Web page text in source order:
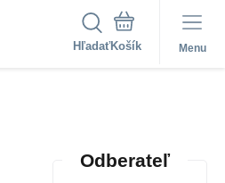
Hľadať Menu
Odberateľ